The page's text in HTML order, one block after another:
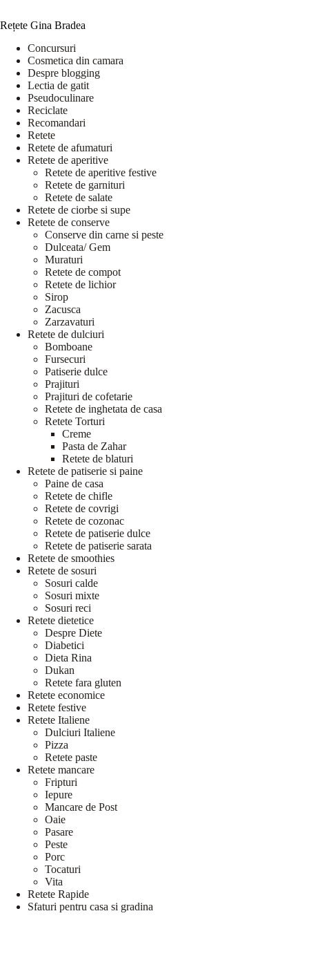
Rețete Gina Bradea
Concursuri
Cosmetica din camara
Despre blogging
Lectia de gatit
Pseudoculinare
Reciclate
Recomandari
Retete
Retete de afumaturi
Retete de aperitive
Retete de aperitive festive
Retete de garnituri
Retete de salate
Retete de ciorbe si supe
Retete de conserve
Conserve din carne si peste
Dulceata/ Gem
Muraturi
Retete de compot
Retete de lichior
Sirop
Zacusca
Zarzavaturi
Retete de dulciuri
Bomboane
Fursecuri
Patiserie dulce
Prajituri
Prajituri de cofetarie
Retete de inghetata de casa
Retete Torturi
Creme
Pasta de Zahar
Retete de blaturi
Retete de patiserie si paine
Paine de casa
Retete de chifle
Retete de covrigi
Retete de cozonac
Retete de patiserie dulce
Retete de patiserie sarata
Retete de smoothies
Retete de sosuri
Sosuri calde
Sosuri mixte
Sosuri reci
Retete dietetice
Despre Diete
Diabetici
Dieta Rina
Dukan
Retete fara gluten
Retete economice
Retete festive
Retete Italiene
Dulciuri Italiene
Pizza
Retete paste
Retete mancare
Fripturi
Iepure
Mancare de Post
Oaie
Pasare
Peste
Porc
Tocaturi
Vita
Retete Rapide
Sfaturi pentru casa si gradina